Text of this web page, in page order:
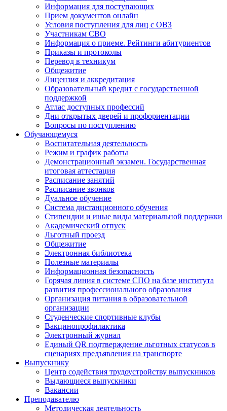
Информация для поступающих
Прием документов онлайн
Условия поступления для лиц с ОВЗ
Участникам СВО
Информация о приеме. Рейтинги абитуриентов
Приказы и протоколы
Перевод в техникум
Общежитие
Лицензия и аккредитация
Образовательный кредит с государственной
поддержкой
Атлас доступных профессий
Дни открытых дверей и профориентации
Вопросы по поступлению
Обучающемуся
Воспитательная деятельность
Режим и график работы
Демонстрационный экзамен. Государственная
итоговая аттестация
Расписание занятий
Расписание звонков
Дуальное обучение
Система дистанционного обучения
Стипендии и иные виды материальной поддержки
Академический отпуск
Льготный проезд
Общежитие
Электронная библиотека
Полезные материалы
Информационная безопасность
Горячая линия в системе СПО на базе института
развития профессионального образования
Организация питания в образовательной
организации
Студенческие спортивные клубы
Вакцинопрофилактика
Электронный журнал
Единый QR подтверждение льготных статусов в
сценариях предъявления на транспорте
Выпускнику
Центр содействия трудоустройству выпускников
Выдающиеся выпускники
Вакансии
Преподавателю
Методическая деятельность